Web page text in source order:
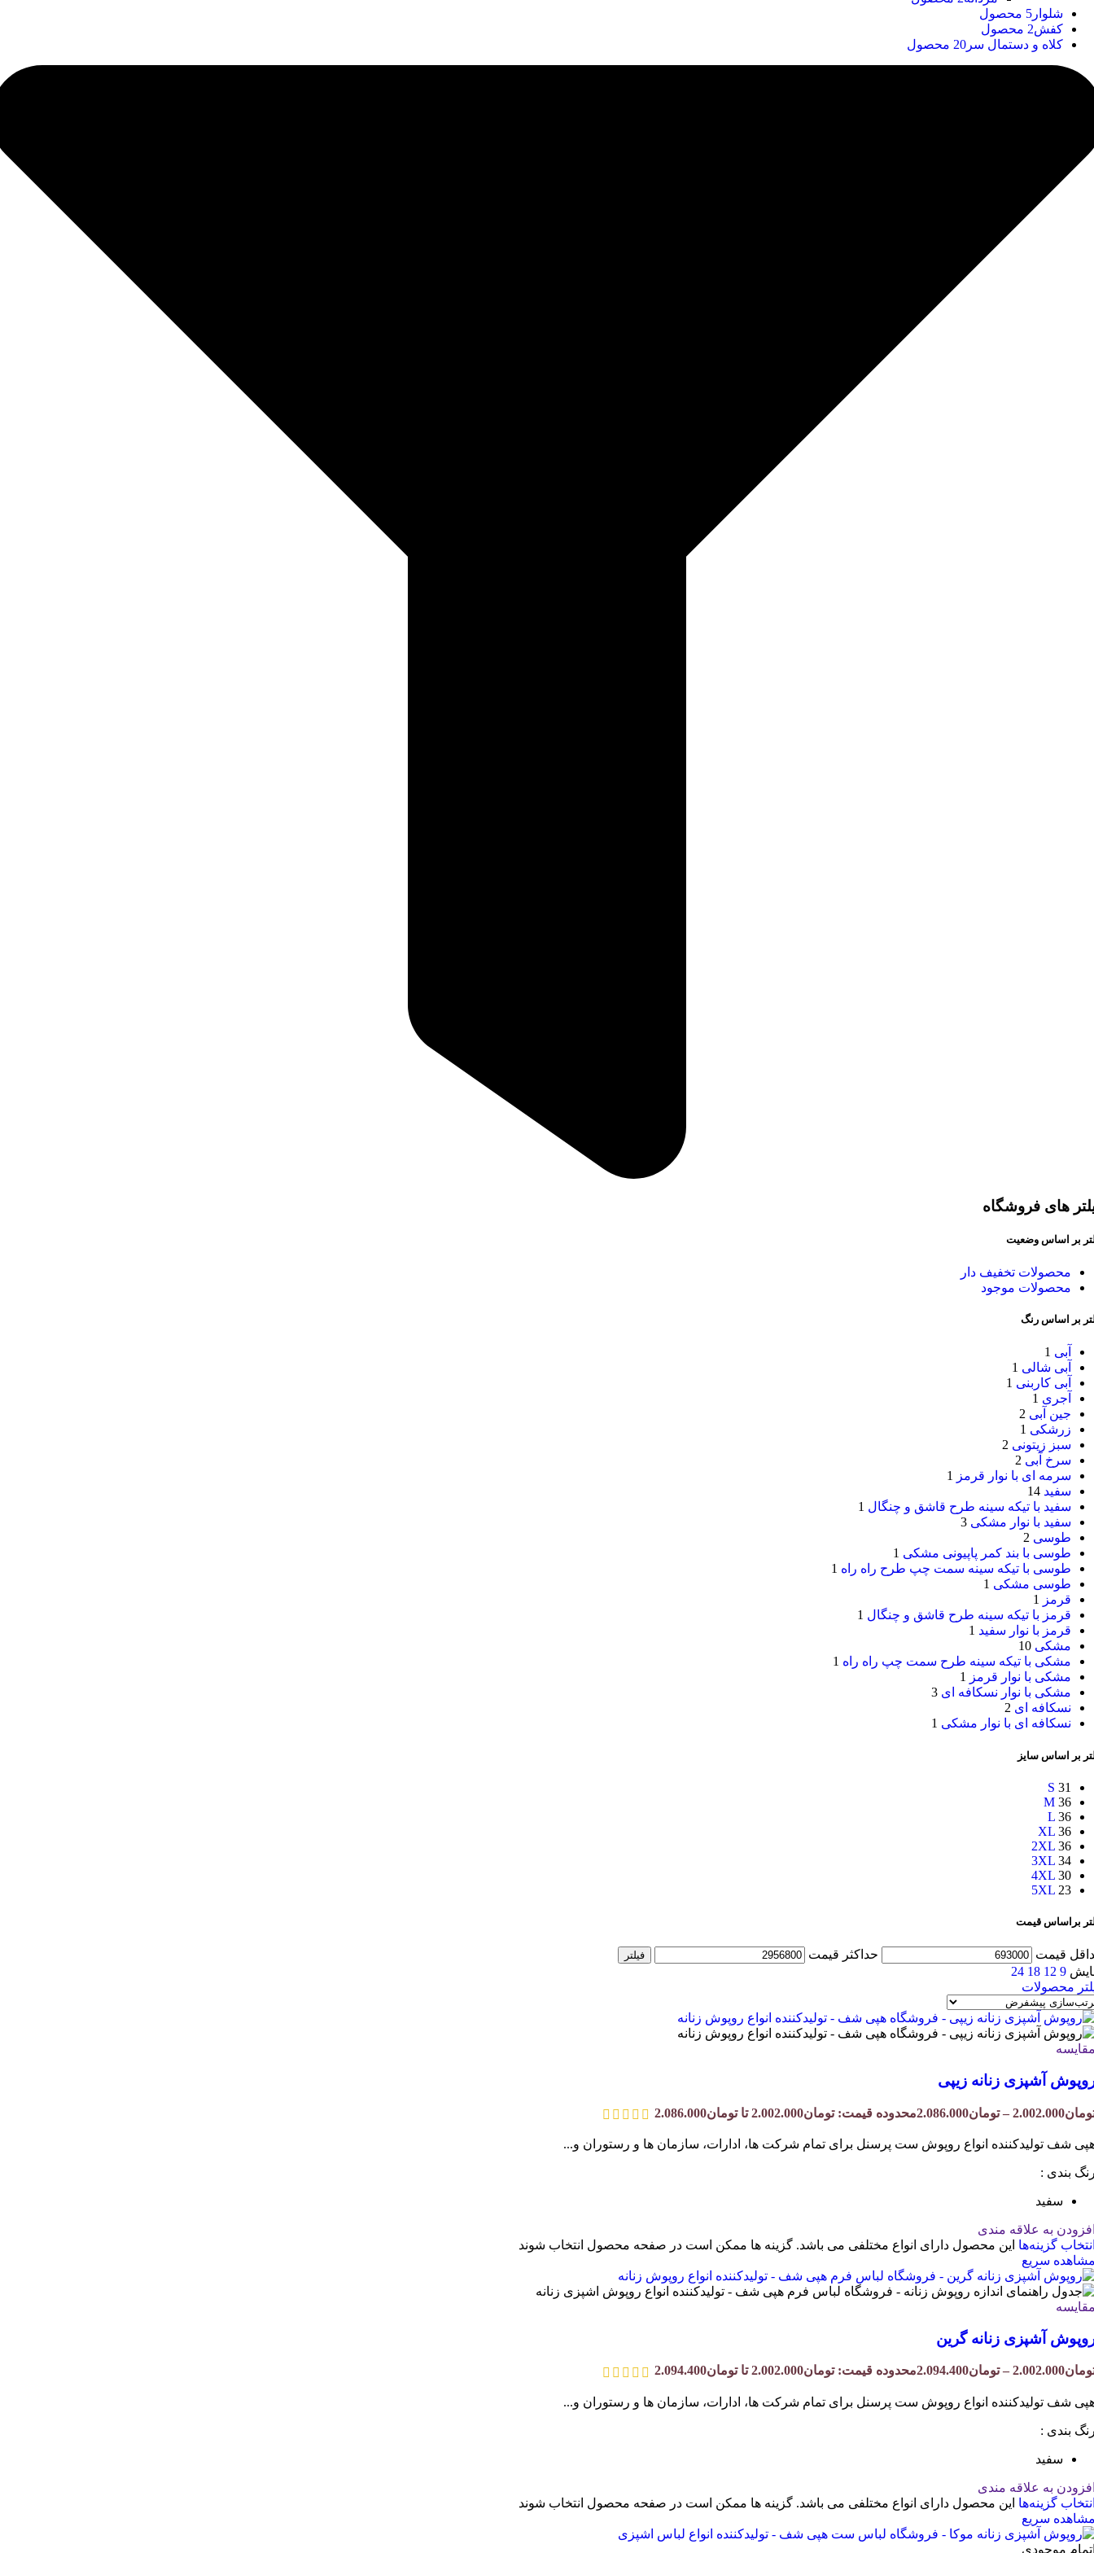
شلوار 5 محصول
کفش2 محصول
کلاه و دستمال سر 20 محصول
های فروشگاه
بر اساس وضعیت
محصولات تخفیف دار
محصولات موجود
بر اساس رنگ
آبی 1
آبی شالی 1
آبی کاربنی 1
آجری 1
جین آبی 2
زرشکی 1
سبز زیتونی 2
سرخ آبی 2
سرمه ای با نوار قرمز 1
سفید 14
سفید با تیکه سینه طرح قاشق و چنگال 1
سفید با نوار مشکی 3
طوسی 2
طوسی با بند کمر پاپیونی مشکی 1
طوسی با تیکه سینه سمت چپ طرح راه راه 1
طوسی مشکی 1
قرمز 1
قرمز با تیکه سینه طرح قاشق و چنگال 1
قرمز با نوار سفید 1
مشکی 10
مشکی با تیکه سینه طرح سمت چپ راه راه 1
مشکی با نوار قرمز 1
مشکی با نوار نسکافه ای 3
نسکافه ای 2
نسکافه ای با نوار مشکی 1
بر اساس سایز
S 31
M 36
L 36
XL 36
2XL 36
3XL 34
4XL 30
5XL 23
براساس قیمت
قیمت حداکثر قیمت فیلتر
9
12
18
24
محصولات
آشپزی زنانه زیپی
2.002.000
– تومان2.086.000محدوده قیمت: تومان2.002.000 تا تومان2.086.000
شف تولیدکننده انواع روپوش ست پرسنل برای تمام شرکت ها، ادارات، سازمان ها و رستوران و...
بندی :
سفید
به علاقه مندی
گزینه‌ها این محصول دارای انواع مختلفی می باشد. گزینه ها ممکن است در صفحه محصول انتخاب شوند
سریع
آشپزی زنانه گرین
2.002.000
– تومان2.094.400محدوده قیمت: تومان2.002.000 تا تومان2.094.400
شف تولیدکننده انواع روپوش ست پرسنل برای تمام شرکت ها، ادارات، سازمان ها و رستوران و...
بندی :
سفید
به علاقه مندی
گزینه‌ها این محصول دارای انواع مختلفی می باشد. گزینه ها ممکن است در صفحه محصول انتخاب شوند
سریع
موجودی